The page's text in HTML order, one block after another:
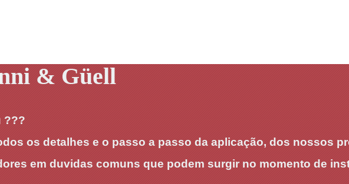
& Güell
???
os detalhes e o passo a passo da aplicação, dos nossos
em duvidas comuns que podem surgir no momento de